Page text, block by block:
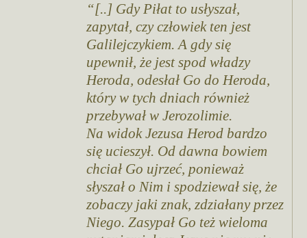
[..] Gdy Piłat to usłyszał,
zapytał, czy człowiek ten jest
Galilejczykiem. A gdy się
upewnił, że jest spod władzy
Heroda, odesłał Go do Heroda,
który w tych dniach również
przebywał w Jerozolimie.
Na widok Jezusa Herod bardzo
się ucieszył. Od dawna bowiem
chciał Go ujrzeć, ponieważ
słyszał o Nim i spodziewał się, że
zobaczy jaki znak, zdziałany przez
Niego. Zasypał Go też wieloma